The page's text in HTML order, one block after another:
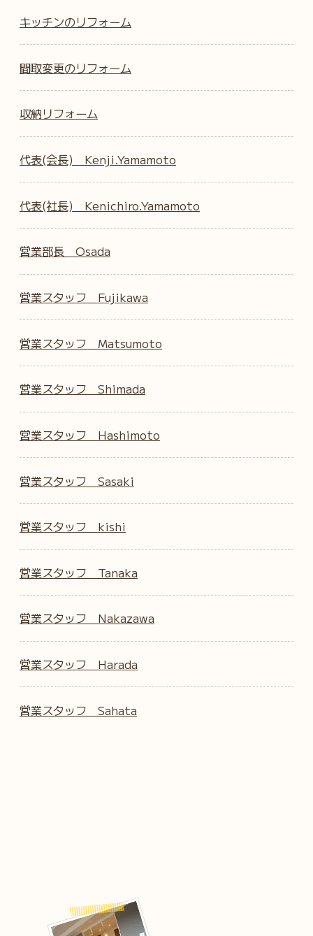
キッチンのリフォーム
間取変更のリフォーム
収納リフォーム
代表(会長) Kenji.Yamamoto
代表(社長) Kenichiro.Yamamoto
営業部長 Osada
営業スタッフ Fujikawa
営業スタッフ Matsumoto
営業スタッフ Shimada
営業スタッフ Hashimoto
営業スタッフ Sasaki
営業スタッフ kishi
営業スタッフ Tanaka
営業スタッフ Nakazawa
営業スタッフ Harada
営業スタッフ Sahata